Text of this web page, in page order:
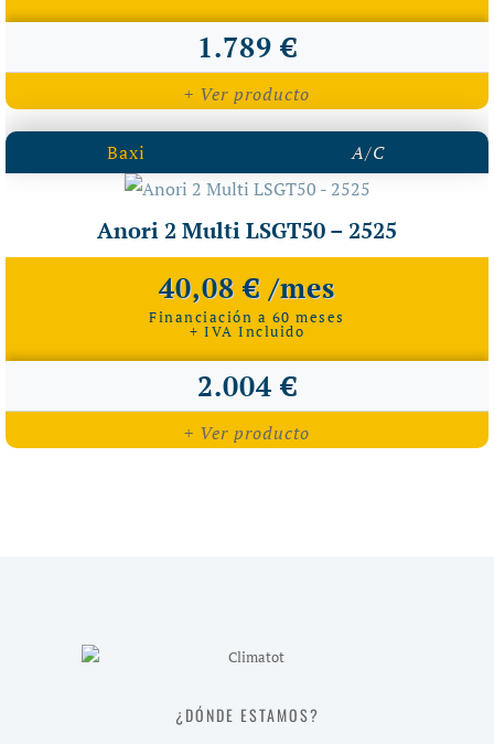
1.789 €
+ Ver producto
Baxi A/C
Anori 2 Multi LSGT50 – 2525
40,08 € /mes
Financiación a 60 meses
+ IVA Incluido
2.004 €
+ Ver producto
¿DÓNDE ESTAMOS?